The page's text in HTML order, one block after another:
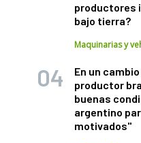
productores
bajo tierra?
Maquinarias y
En un
productor
buenas
argentino
motivados"